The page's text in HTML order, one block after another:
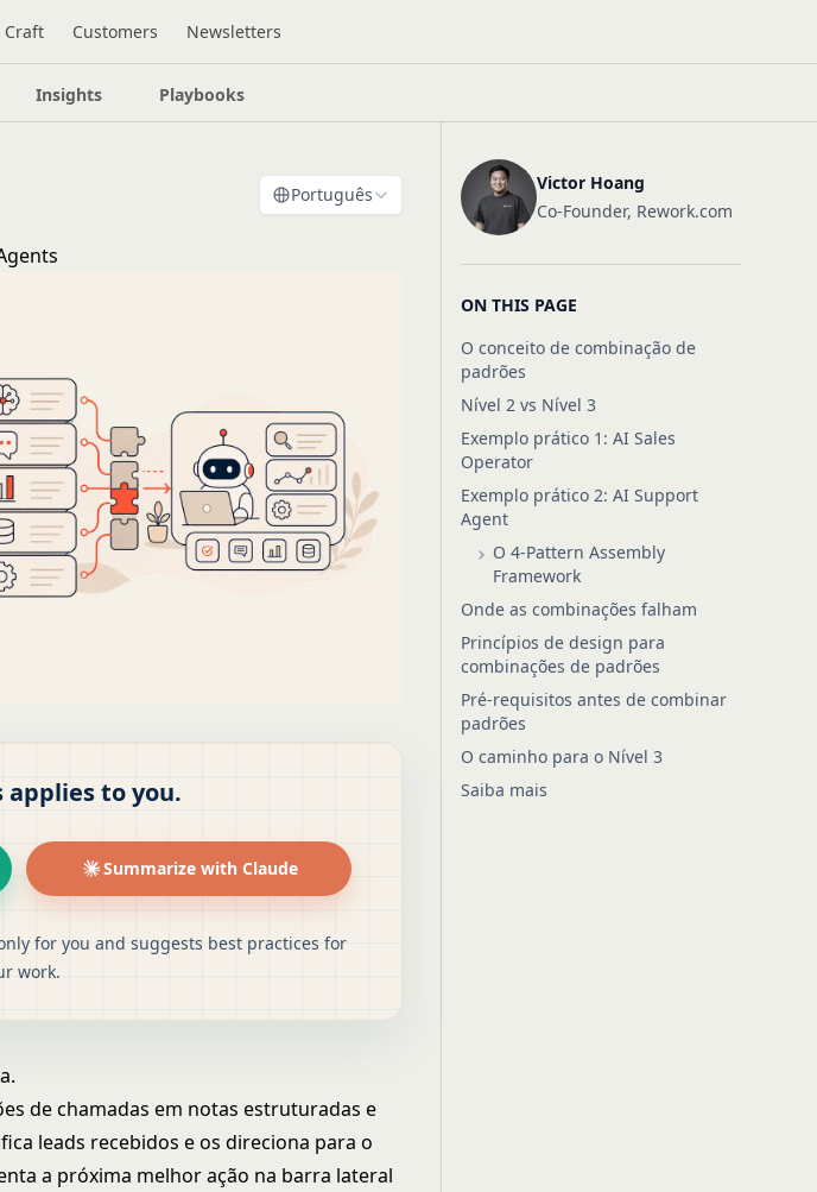
Craft Customers Newsletters
Insights Playbooks
Português
applies to you.
Summarize with Claude
for you and suggests best practices for
work.
de chamadas em notas estruturadas e
leads recebidos e os direciona para o
a próxima melhor ação na barra lateral
Victor Hoang
Co-Founder, Rework.com
ON THIS PAGE
O conceito de combinação de
padrões
Nível 2 vs Nível 3
Exemplo prático 1: AI Sales
Operator
Exemplo prático 2: AI Support
Agent
O 4-Pattern Assembly
Framework
Onde as combinações falham
Princípios de design para
combinações de padrões
Pré-requisitos antes de combinar
padrões
O caminho para o Nível 3
Saiba mais